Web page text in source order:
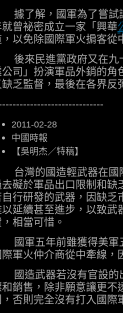
了解，國軍為了嘗試
就曾祕密成立一家「興華
，以免除國際軍火掮客從
來民進黨政府又在九
公司」扮演軍品外銷的角
缺乏監督，最後在各界反
2011-02-28
中國時報
【吳明杰／特稿】
灣的國造輕武器在國
去礙於軍品出口限制和缺
自行研發的武器，因缺乏
以延續甚至進步，以致武
相當可惜。
軍五年前雖獲得美軍
際軍火仲介商從中牽線，
造武器若沒有官設的
銷售，除非願意讓更不
否則完全沒有打入國際